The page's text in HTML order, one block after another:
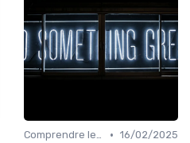
Comprendre les calories • 16/02/2025